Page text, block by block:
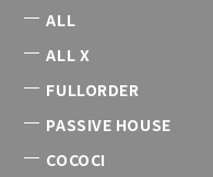
ALL
ALL X
FULLORDER
PASSIVE HOUSE
COCOCI